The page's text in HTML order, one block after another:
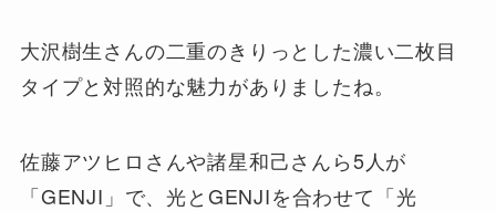
大沢樹生さんの二重のきりっとした濃い二枚目
タイプと対照的な魅力がありましたね。
佐藤アツヒロさんや諸星和己さんら5人が
「GENJI」で、光とGENJIを合わせて「光